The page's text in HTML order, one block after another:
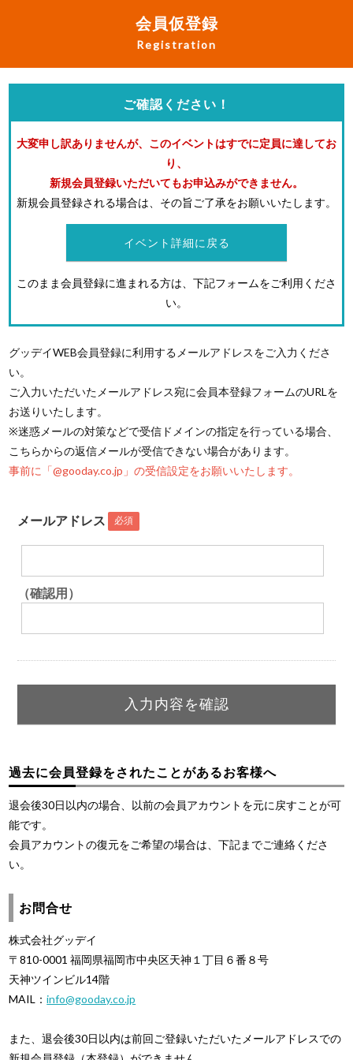
会員仮登録
Registration
ご確認ください！
大変申し訳ありませんが、このイベントはすでに定員に達してお
り、
新規会員登録いただいてもお申込みができません。
新規会員登録される場合は、その旨ご了承をお願いいたします。
イベント詳細に戻る
このまま会員登録に進まれる方は、下記フォームをご利用くださ
い。
グッデイWEB会員登録に利用するメールアドレスをご入力くださ
い。
ご入力いただいたメールアドレス宛に会員本登録フォームのURLを
お送りいたします。
※迷惑メールの対策などで受信ドメインの指定を行っている場合、
こちらからの返信メールが受信できない場合があります。
事前に「@gooday.co.jp」の受信設定をお願いいたします。
メールアドレス 必須
（確認用）
過去に会員登録をされたことがあるお客様へ
退会後30日以内の場合、以前の会員アカウントを元に戻すことが可
能です。
会員アカウントの復元をご希望の場合は、下記までご連絡くださ
い。
お問合せ
株式会社グッデイ
〒810-0001 福岡県福岡市中央区天神１丁目６番８号
天神ツインビル14階
MAIL：info@gooday.co.jp
また、退会後30日以内は前回ご登録いただいたメールアドレスでの